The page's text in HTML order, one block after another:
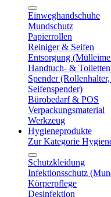
Einweghandschuhe
Mundschutz
Papierrollen
Reiniger & Seifen
Entsorgung
Handtuch- &
Spender
Seifenspender)
Bürobedarf & POS
Verpackungsmaterial
Werkzeug
Hygieneprodukte
Zur Kategorie
Schutzkleidung
Infektionsschutz
Körperpflege
Desinfektion